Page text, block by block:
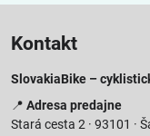
Kontakt
SlovakiaBike –
📍 Adresa predajne
Stará cesta 2 · 93101 ·